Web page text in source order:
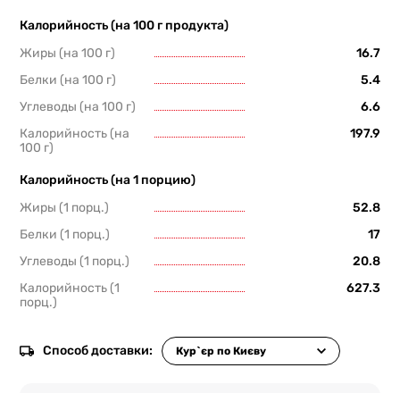
Калорийность (на 100 г продукта)
Жиры (на 100 г)
16.7
Белки (на 100 г)
5.4
Углеводы (на 100 г)
6.6
Калорийность (на
100 г)
197.9
Калорийность (на 1 порцию)
Жиры (1 порц.)
52.8
Белки (1 порц.)
17
Углеводы (1 порц.)
20.8
Калорийность (1
порц.)
627.3
Способ доставки: